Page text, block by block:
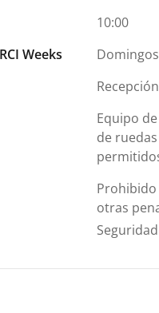
10:00
Weeks
Equipo
de
Prohibido
otras
Seguridad